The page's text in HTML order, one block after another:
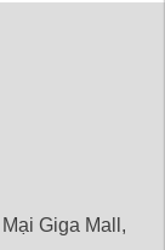
Giga Mall,